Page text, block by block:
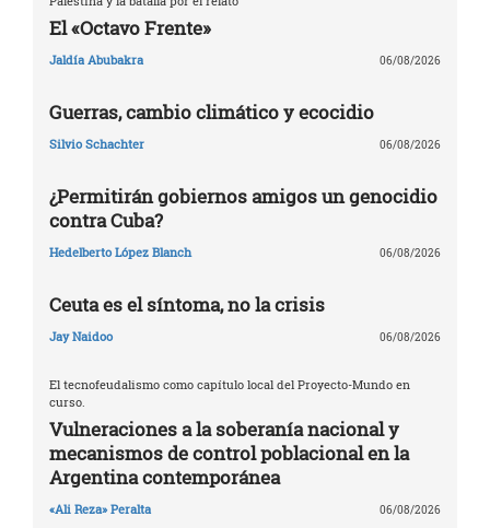
El «Octavo Frente»
Jaldía Abubakra 06/08/2026
Guerras, cambio climático y ecocidio
Silvio Schachter 06/08/2026
¿Permitirán gobiernos amigos un genocidio
contra Cuba?
Hedelberto López Blanch 06/08/2026
Ceuta es el síntoma, no la crisis
Jay Naidoo 06/08/2026
El tecnofeudalismo como capítulo local del Proyecto-Mundo en
curso.
Vulneraciones a la soberanía nacional y
mecanismos de control poblacional en la
Argentina contemporánea
«Ali Reza» Peralta 06/08/2026